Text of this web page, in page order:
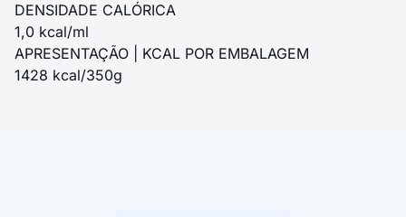
DENSIDADE CALÓRICA
1,0 kcal/ml
APRESENTAÇÃO | KCAL POR EMBALAGEM
1428 kcal/350g